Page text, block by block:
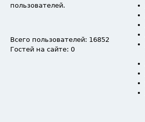
пользователей.
Всего пользователей: 16852
Гостей на сайте: 0